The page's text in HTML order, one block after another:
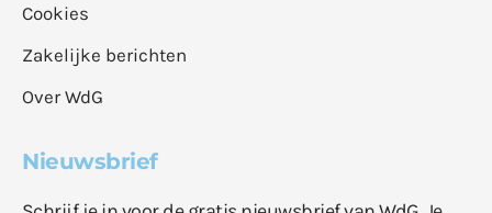
Cookies
Zakelijke berichten
Over WdG
Nieuwsbrief